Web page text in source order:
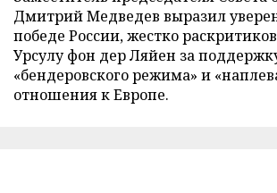
Дмитрий Медведев выразил
победе России, жестко
Урсулу фон дер Ляйен за
«бендеровского режима» и
отношения к Европе.